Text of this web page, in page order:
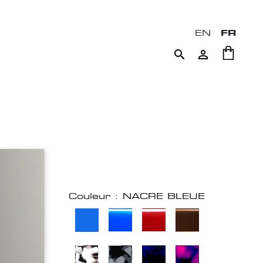
EN FR
 
Couleur : NACRE BLEUE